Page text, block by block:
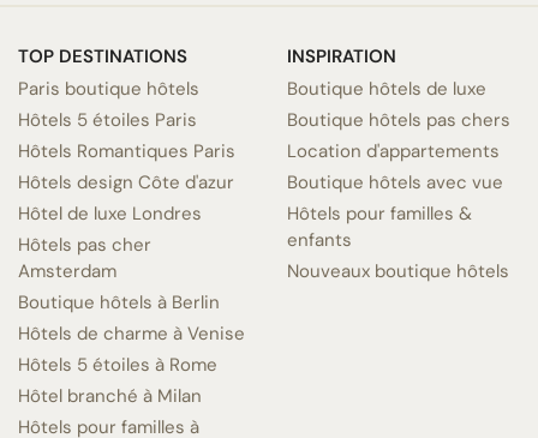
TOP DESTINATIONS
Paris boutique hôtels
Hôtels 5 étoiles Paris
Hôtels Romantiques Paris
Hôtels design Côte d'azur
Hôtel de luxe Londres
Hôtels pas cher
Amsterdam
Boutique hôtels à Berlin
Hôtels de charme à Venise
Hôtels 5 étoiles à Rome
Hôtel branché à Milan
Hôtels pour familles à
INSPIRATION
Boutique hôtels de luxe
Boutique hôtels pas chers
Location d'appartements
Boutique hôtels avec vue
Hôtels pour familles &
enfants
Nouveaux boutique hôtels